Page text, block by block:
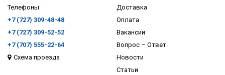
ПОДРОБНЕЕ
Телефоны:
+7 (727) 309-48-48
+7 (727) 309-52-52
+7 (707) 555-22-64
Схема проезда
Доставка
Оплата
Вакансии
Вопрос – Ответ
Новости
Статьи